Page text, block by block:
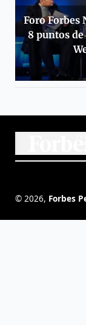
Foro Forbes
8 puntos de
© 2026, Forbes